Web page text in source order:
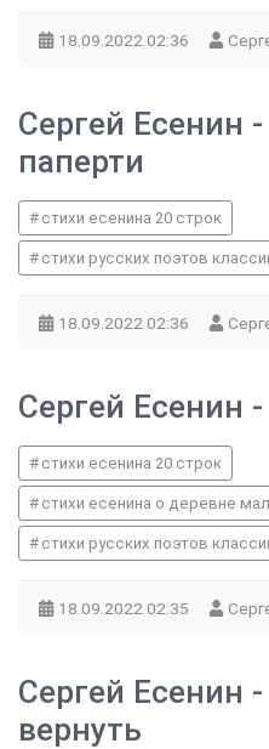
18.09.2022 02:36
Сергей Есенин
паперти
стихи есенина 20 строк
стихи русских поэтов
18.09.2022 02:36
Сергей Есенин
стихи есенина 20 строк
стихи есенина о деревне
стихи русских поэтов
18.09.2022 02:35
Сергей Есенин
вернуть